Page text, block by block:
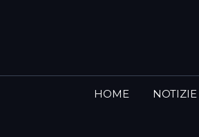
HOME NOTIZIE